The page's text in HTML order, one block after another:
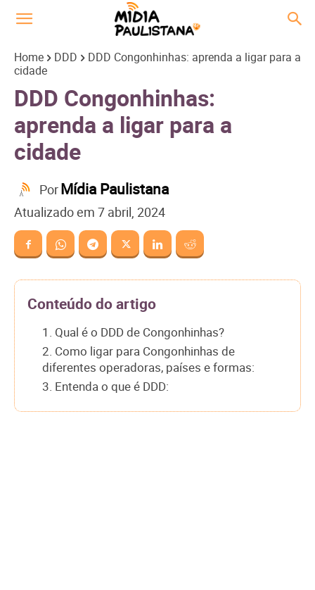
Home DDD
DDD Congonhinhas: aprenda a ligar para a
cidade
DDD Congonhinhas:
aprenda a ligar para a
cidade
PorMídia Paulistana
Atualizado em 7 abril, 2024
Conteúdo do artigo
1. Qual é o DDD de Congonhinhas?
2. Como ligar para Congonhinhas de
diferentes operadoras, países e formas:
3. Entenda o que é DDD: